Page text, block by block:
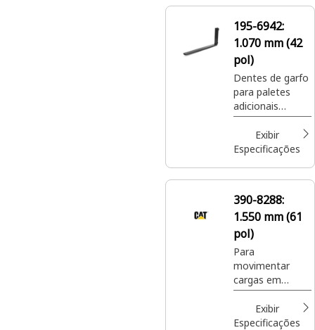
ensacados em
locais de
paisagismo e
cultivo de
plantas.
195-6942:
1.070 mm (42
pol)
Dentes de garfo
para paletes
adicionais
agregam
versatilidade aos
porta-garfos
para mover uma
de materiais
paletizados em
locais de
construção.
Exibir
Especificações
390-8288:
1.550 mm (61
pol)
Para
movimentar
cargas em
paletes em
locais de
construção,
Exibir
Especificações